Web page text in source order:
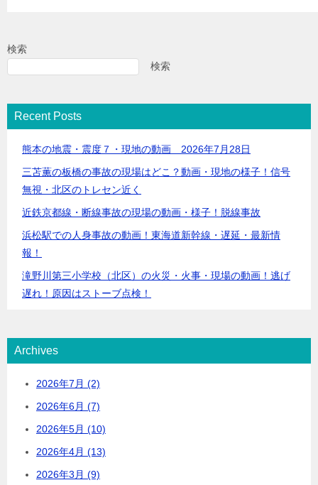
検索
検索
Recent Posts
熊本の地震・震度７・現地の動画 2026年7月28日
三苫薫の板橋の事故の現場はどこ？動画・現地の様子！信号
無視・北区のトレセン近く
近鉄京都線・断線事故の現場の動画・様子！脱線事故
浜松駅での人身事故の動画！東海道新幹線・遅延・最新情
報！
滝野川第三小学校（北区）の火災・火事・現場の動画！逃げ
遅れ！原因はストーブ点検！
Archives
2026年7月 (2)
2026年6月 (7)
2026年5月 (10)
2026年4月 (13)
2026年3月 (9)